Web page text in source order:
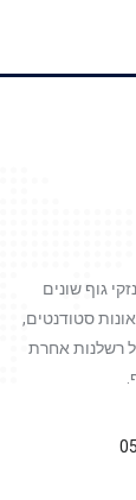
גוף שונים
סטודנטים,
רשלנות אחרת